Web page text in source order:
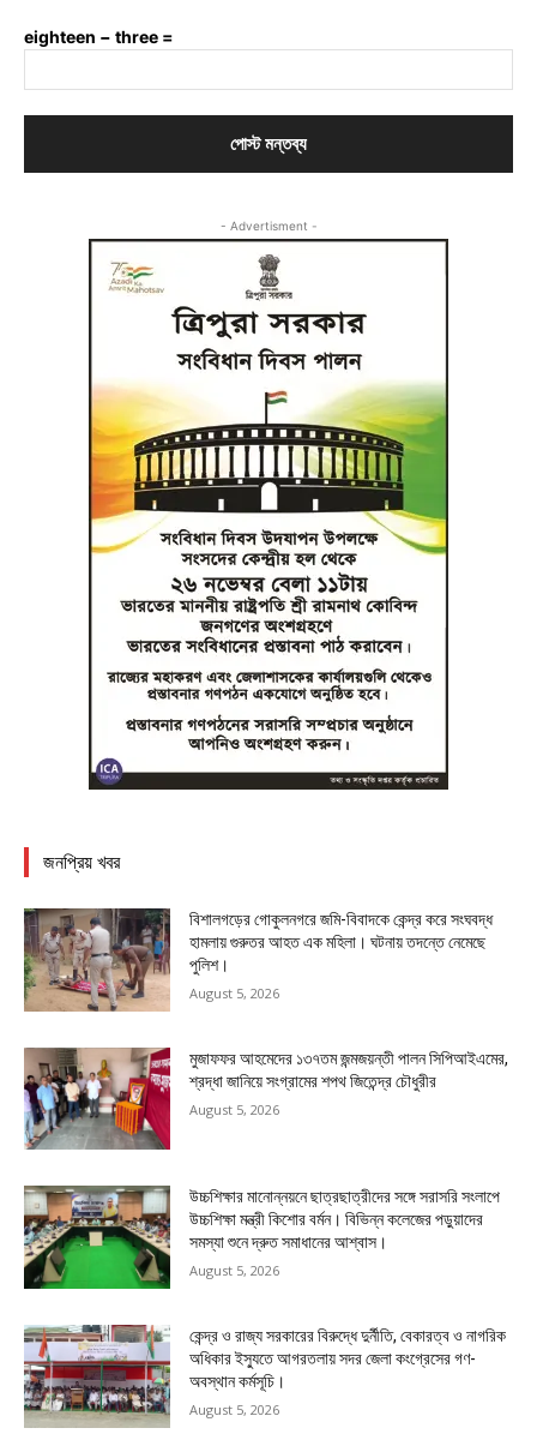
eighteen − three =
- Advertisment -
জনপ্রিয় খবর
বিশালগড়ের গোকুলনগরে জমি-বিবাদকে কেন্দ্র করে সংঘবদ্ধ
হামলায় গুরুতর আহত এক মহিলা। ঘটনায় তদন্তে নেমেছে
পুলিশ।
August 5, 2026
মুজাফফর আহমেদের ১৩৭তম জন্মজয়ন্তী পালন সিপিআইএমের,
শ্রদ্ধা জানিয়ে সংগ্রামের শপথ জিতেন্দ্র চৌধুরীর
August 5, 2026
উচ্চশিক্ষার মানোন্নয়নে ছাত্রছাত্রীদের সঙ্গে সরাসরি সংলাপে
উচ্চশিক্ষা মন্ত্রী কিশোর বর্মন। বিভিন্ন কলেজের পড়ুয়াদের
সমস্যা শুনে দ্রুত সমাধানের আশ্বাস।
August 5, 2026
কেন্দ্র ও রাজ্য সরকারের বিরুদ্ধে দুর্নীতি, বেকারত্ব ও নাগরিক
অধিকার ইস্যুতে আগরতলায় সদর জেলা কংগ্রেসের গণ-
অবস্থান কর্মসূচি।
August 5, 2026